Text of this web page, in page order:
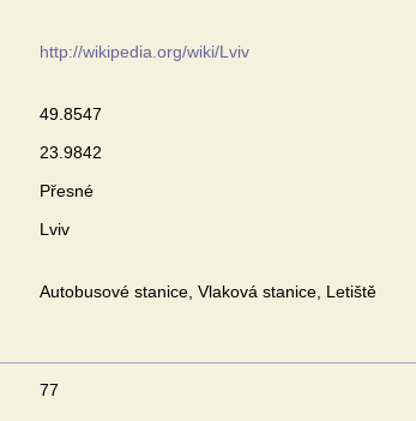
http://wikipedia.org/wiki/Lviv
49.8547
23.9842
Přesné
Lviv
Autobusové stanice, Vlaková stanice, Letiště
77